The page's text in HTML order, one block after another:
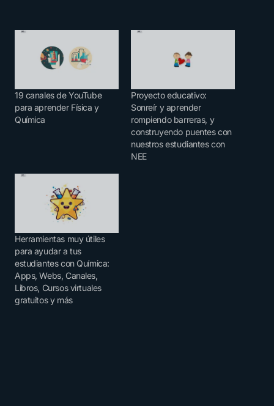
19 canales de YouTube
para aprender Física y
Química
Proyecto educativo:
Sonreír y aprender
rompiendo barreras, y
construyendo puentes con
nuestros estudiantes con
NEE
Herramientas muy útiles
para ayudar a tus
estudiantes con Química:
Apps, Webs, Canales,
Libros, Cursos virtuales
gratuitos y más